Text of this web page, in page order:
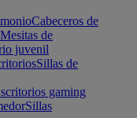
Cabeceros de
Mesitas de
juvenil
Sillas de
gaming
Sillas